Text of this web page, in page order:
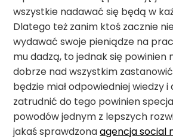
wszystkie nadawać się będą w
Dlatego też zanim ktoś zacznie
wydawać swoje pieniądze na
mu dadzą, to jednak się powinien
dobrze nad wszystkim
będzie miał odpowiedniej wiedzy
zatrudnić do tego powinien
powodów jednym z lepszych
jakaś sprawdzonaagencja social